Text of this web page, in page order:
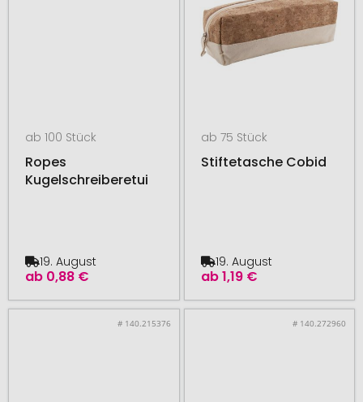
ab 100 Stück
Ropes
Kugelschreiberetui
ab 0,88 €
19. August
ab 75 Stück
Stiftetasche Cobid
ab1,19 €
19. August
# 140.215376 # 140.272960